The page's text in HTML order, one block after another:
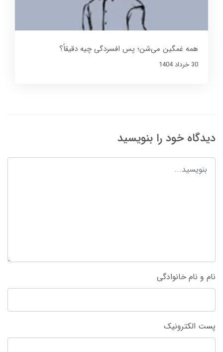
همه غمگین می‌شن؛ پس افسردگی چیه دقیقاً؟
30 خرداد 1404
دیدگاه خود را بنویسید
نام و نام خانوادگی
پست الکترونیک